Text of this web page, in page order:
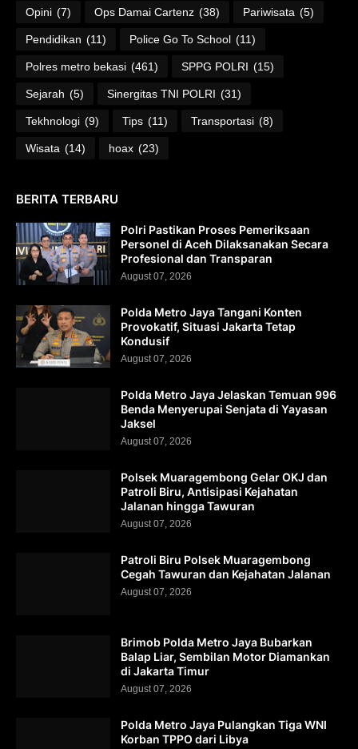
Opini (7) Ops Damai Cartenz (38) Pariwisata (5)
Pendidikan (11) Police Go To School (11)
Polres metro bekasi (461) SPPG POLRI (15)
Sejarah (5) Sinergitas TNI POLRI (31)
Tekhnologi (9) Tips (11) Transportasi (8)
Wisata (14) hoax (23)
BERITA TERBARU
Polri Pastikan Proses Pemeriksaan
Personel di Aceh Dilaksanakan Secara
Profesional dan Transparan
August 07, 2026
Polda Metro Jaya Tangani Konten
Provokatif, Situasi Jakarta Tetap
Kondusif
August 07, 2026
Polda Metro Jaya Jelaskan Temuan 996
Benda Menyerupai Senjata di Yayasan
Jaksel
August 07, 2026
Polsek Muaragembong Gelar OKJ dan
Patroli Biru, Antisipasi Kejahatan
Jalanan hingga Tawuran
August 07, 2026
Patroli Biru Polsek Muaragembong
Cegah Tawuran dan Kejahatan Jalanan
August 07, 2026
Brimob Polda Metro Jaya Bubarkan
Balap Liar, Sembilan Motor Diamankan
di Jakarta Timur
August 07, 2026
Polda Metro Jaya Pulangkan Tiga WNI
Korban TPPO dari Libya